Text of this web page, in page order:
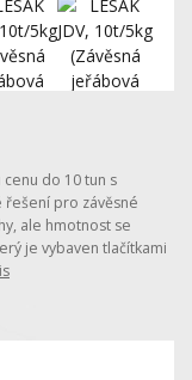
cenu do 10 tun s
pro závěsné
ale hmotnost se
je vybaven tlačítkami